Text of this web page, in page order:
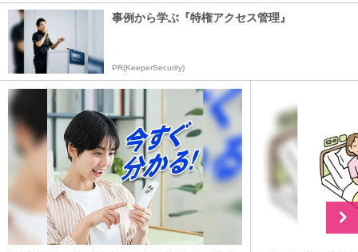
事例から学ぶ『特権アクセス管理』
PR(KeeperSecurity)